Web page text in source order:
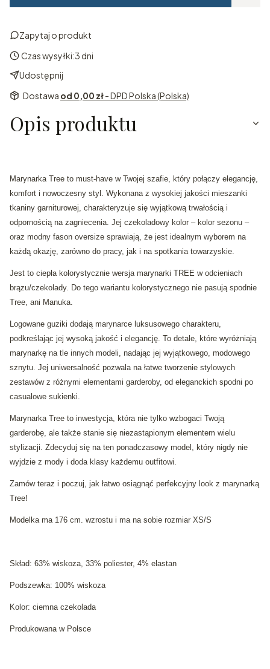
Zapytaj o produkt
Czas wysyłki:3 dni
Udostępnij
Dostawa od 0,00 zł- DPD Polska (Polska)
Opis produktu
Marynarka Tree to must-have w Twojej szafie, który połączy elegancję,
komfort i nowoczesny styl. Wykonana z wysokiej jakości mieszanki
tkaniny garniturowej, charakteryzuje się wyjątkową trwałością i
odpornością na zagniecenia. Jej czekoladowy kolor – kolor sezonu –
oraz modny fason oversize sprawiają, że jest idealnym wyborem na
każdą okazję, zarówno do pracy, jak i na spotkania towarzyskie.
Jest to ciepła kolorystycznie wersja marynarki TREE w odcieniach
brązu/czekolady. Do tego wariantu kolorystycznego nie pasują spodnie
Tree, ani Manuka.
Logowane guziki dodają marynarce luksusowego charakteru,
podkreślając jej wysoką jakość i elegancję. To detale, które wyróżniają
marynarkę na tle innych modeli, nadając jej wyjątkowego, modowego
sznytu. Jej uniwersalność pozwala na łatwe tworzenie stylowych
zestawów z różnymi elementami garderoby, od eleganckich spodni po
casualowe sukienki.
Marynarka Tree to inwestycja, która nie tylko wzbogaci Twoją
garderobę, ale także stanie się niezastąpionym elementem wielu
stylizacji. Zdecyduj się na ten ponadczasowy model, który nigdy nie
wyjdzie z mody i doda klasy każdemu outfitowi.
Zamów teraz i poczuj, jak łatwo osiągnąć perfekcyjny look z marynarką
Tree!
Modelka ma 176 cm. wzrostu i ma na sobie rozmiar XS/S
Skład: 63% wiskoza, 33% poliester, 4% elastan
Podszewka: 100% wiskoza
Kolor: ciemna czekolada
Produkowana w Polsce